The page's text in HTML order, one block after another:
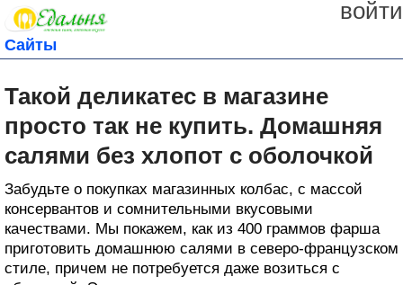
войти
Сайты
Такой деликатес в магазине
просто так не купить. Домашняя
салями без хлопот с оболочкой
Забудьте о покупках магазинных колбас, с массой
консервантов и сомнительными вкусовыми
качествами. Мы покажем, как из 400 граммов фарша
приготовить домашнюю салями в северо-французском
стиле, причем не потребуется даже возиться с